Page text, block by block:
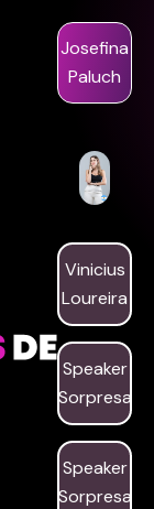
Josefina
Paluch
Vinicius
Loureira
Speaker
Sorpresa
Speaker
Sorpresa